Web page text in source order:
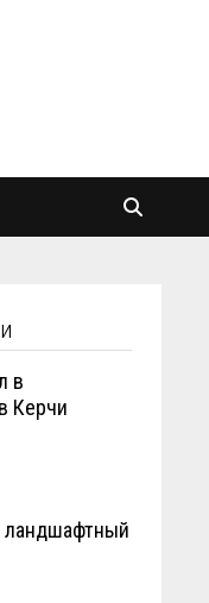
в
Керчи
ландшафтный